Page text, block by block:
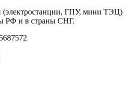
(электростанции, ГПУ, мини ТЭЦ)
РФ и в страны СНГ.